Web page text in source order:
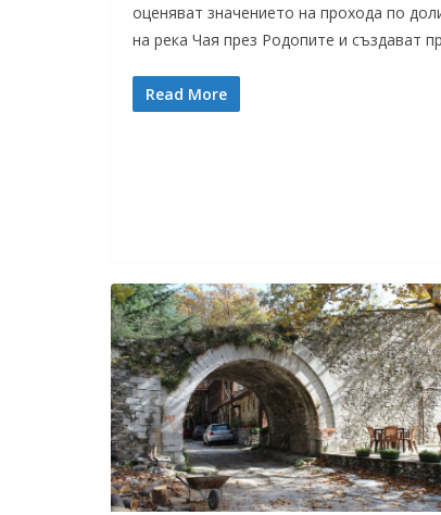
оценяват значението на прохода по
на река Чая през Родопите и създават
Read More